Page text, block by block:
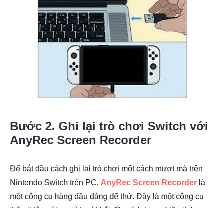
Bước 2. Ghi lại trò chơi Switch với
AnyRec Screen Recorder
Để bắt đầu cách ghi lại trò chơi một cách mượt mà trên
Nintendo Switch trên PC, AnyRec Screen Recorder là
một công cụ hàng đầu đáng để thử. Đây là một công cụ